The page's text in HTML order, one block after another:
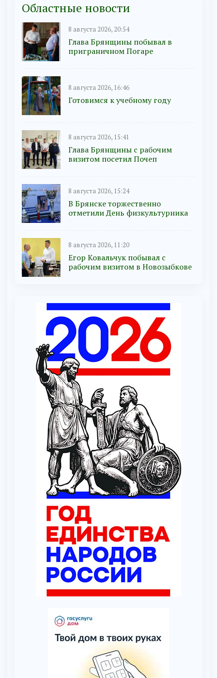
Областные новости
8 августа 2026, 20:54
Глава Брянщины побывал в
приграничном Погаре
8 августа 2026, 16:46
Готовимся к учебному году
8 августа 2026, 15:41
Глава Брянщины с рабочим
визитом посетил Почеп
8 августа 2026, 15:24
В Брянске торжественно
отметили День физкультурника
8 августа 2026, 11:20
Егор Ковальчук побывал с
рабочим визитом в Новозыбкове